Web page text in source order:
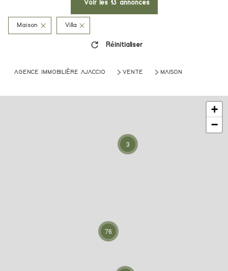
Voir les 13annonces
Maison Villa
Réinitialiser
AGENCE IMMOBILIÈRE AJACCIO VENTE MAISON
3
76
+
−